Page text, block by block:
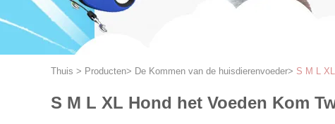
Thuis > Producten> De Kommen van de huisdierenvoeder> S M L
S M L XL Hond het Voeden Kom